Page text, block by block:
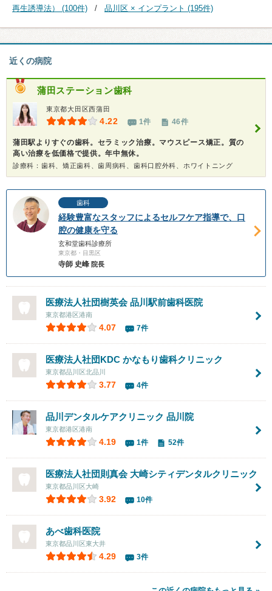
再生誘導法） (100件)
品川区 × インプラント (195件)
近くの病院
蒲田ステーション歯科
東京都大田区西蒲田
4.22 1件 46件
蒲田駅よりすぐの歯科。セラミック治療。マウスピース矯正。質の
高い治療を低価格で提供。年中無休。
診療科：歯科、矯正歯科、歯周病科、歯科口腔外科、ホワイトニング
歯科
経験豊富なスタッフによるセルフケア指導で、口
腔の健康を守る
玄和堂歯科診療所
東京都・目黒区
寺師 史峰 院長
医療法人社団樹英会品川駅前歯科医院
東京都港区港南
4.07 7件
医療法人社団KDC かなもり歯科クリニック
東京都品川区北品川
3.77 4件
品川デンタルケアクリニック 品川院
東京都港区港南
4.19 1件 52件
医療法人社団則真会 大崎シティデンタルクリニック
東京都品川区大崎
3.92 10件
あべ歯科医院
東京都品川区東大井
4.29 3件